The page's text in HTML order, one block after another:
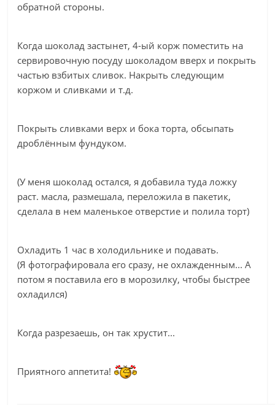
обратной стороны.
Когда шоколад застынет, 4-ый корж поместить на
сервировочную посуду шоколадом вверх и покрыть
частью взбитых сливок. Накрыть следующим
коржом и сливками и т.д.
Покрыть сливками верх и бока торта, обсыпать
дроблённым фундуком.
(У меня шоколад остался, я добавила туда ложку
раст. масла, размешала, переложила в пакетик,
сделала в нем маленькое отверстие и полила торт)
Охладить 1 час в холодильнике и подавать.
(Я фотографировала его сразу, не охлажденным... А
потом я поставила его в морозилку, чтобы быстрее
охладился)
Когда разрезаешь, он так хрустит...
Приятного аппетита!